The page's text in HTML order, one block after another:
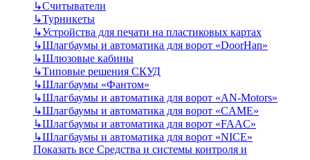
↳Считыватели
↳Турникеты
↳Устройства для печати на пластиковых картах
↳Шлагбаумы и автоматика для ворот «DoorHan»
↳Шлюзовые кабины
↳Типовые решения СКУД
↳Шлагбаумы «Фантом»
↳Шлагбаумы и автоматика для ворот «AN-Motors»
↳Шлагбаумы и автоматика для ворот «CAME»
↳Шлагбаумы и автоматика для ворот «FAAC»
↳Шлагбаумы и автоматика для ворот «NICE»
Показать все Средства и системы контроля и